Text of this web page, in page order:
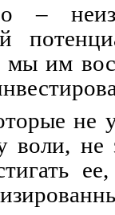
–
им
не
воли, не
ее,